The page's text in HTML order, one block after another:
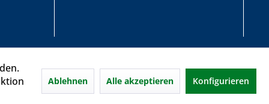
Ablehnen Alle akzeptieren Konfigurieren